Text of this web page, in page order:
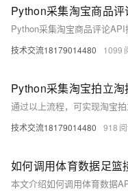
Python采集淘宝商品评论
技术交流18179014480 1099
技术交流18179014480 918
如何调用体育数据足篮